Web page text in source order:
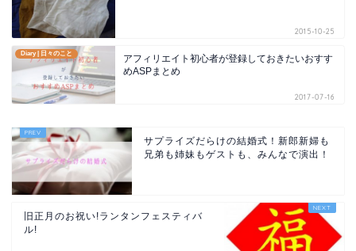
2015-10-25
Diary | 日々のこと
アフィリエイト初心者が登録しておきたいおすす
めASPまとめ
2017-07-16
サプライズだらけの結婚式！新郎新婦も
兄弟も姉妹もゲストも、みんなで演出！
旧正月のお祝い!ランタンフェスティバ
ル!